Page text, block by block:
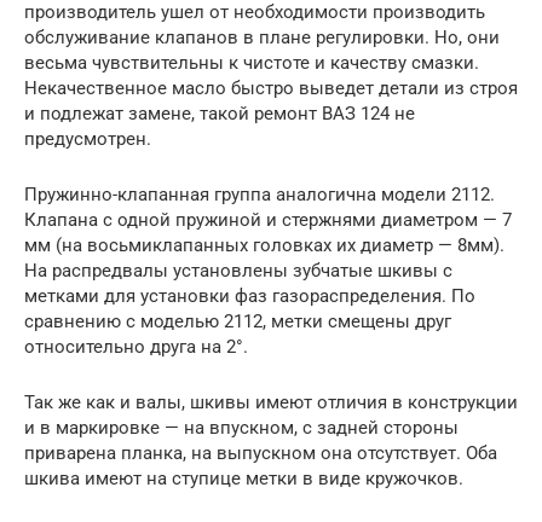
производитель ушел от необходимости производить
обслуживание клапанов в плане регулировки. Но, они
весьма чувствительны к чистоте и качеству смазки.
Некачественное масло быстро выведет детали из строя
и подлежат замене, такой ремонт ВАЗ 124 не
предусмотрен.
Пружинно-клапанная группа аналогична модели 2112.
Клапана с одной пружиной и стержнями диаметром — 7
мм (на восьмиклапанных головках их диаметр — 8мм).
На распредвалы установлены зубчатые шкивы с
метками для установки фаз газораспределения. По
сравнению с моделью 2112, метки смещены друг
относительно друга на 2°.
Так же как и валы, шкивы имеют отличия в конструкции
и в маркировке — на впускном, с задней стороны
приварена планка, на выпускном она отсутствует. Оба
шкива имеют на ступице метки в виде кружочков.